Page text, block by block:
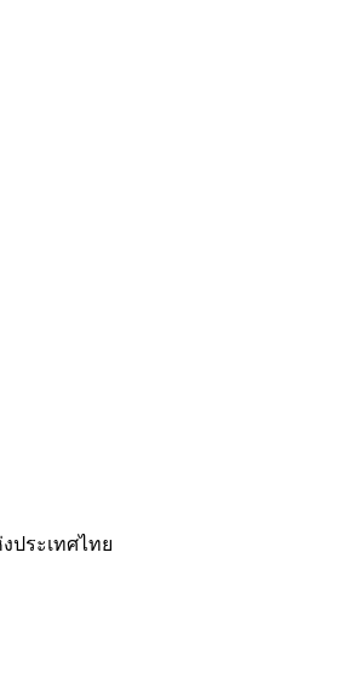
ประเทศไทย